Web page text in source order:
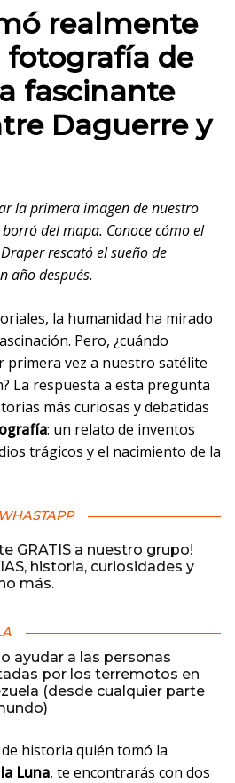
realmente
fotografía de
fascinante
Daguerre y
la primera imagen de nuestro
del mapa. Conoce cómo el
rescató el sueño de
año después.
la humanidad ha mirado
Pero, ¿cuándo
vez a nuestro satélite
La respuesta a esta pregunta
más curiosas y debatidas
: un relato de inventos
trágicos y el nacimiento de la
GRATIS a nuestro grupo!
historia, curiosidades y
más.
ayudar a las personas
por los terremotos en
(desde cualquier parte
historia quién tomó la
Luna, te encontrarás con dos